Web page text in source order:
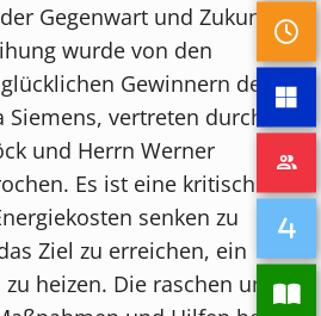
Gegenwart und Zukunft.
wurde von den
Gewinnern der
Siemens, vertreten durch
und Herrn Werner
Es ist eine kritische
senken zu
Ziel zu erreichen, ein
heizen. Die raschen und